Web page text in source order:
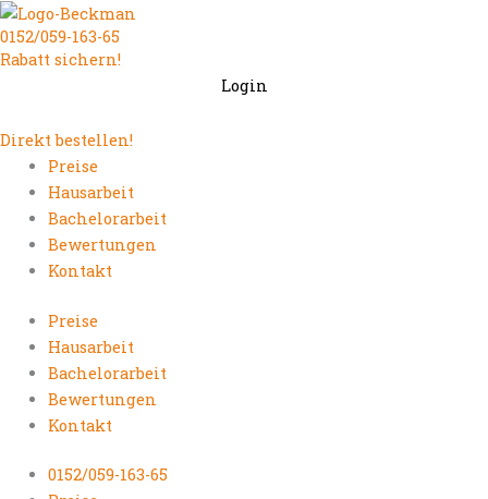
Zum
Inhalt
springen
0152/059-163-65
Rabatt sichern!
Login
Direkt bestellen!
Preise
Hausarbeit
Bachelorarbeit
Bewertungen
Kontakt
Preise
Hausarbeit
Bachelorarbeit
Bewertungen
Kontakt
0152/059-163-65